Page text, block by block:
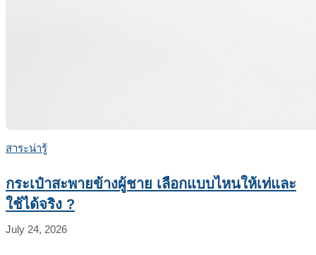
สาระน่ารู้
กระเป๋าสะพายข้างผู้ชาย เลือกแบบไหนให้เท่และ
ใช้ได้จริง ?
July 24, 2026